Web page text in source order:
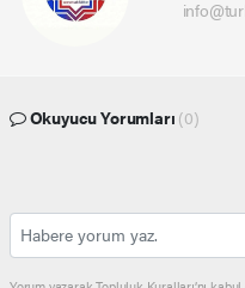
Okuyucu Yorumları (0)